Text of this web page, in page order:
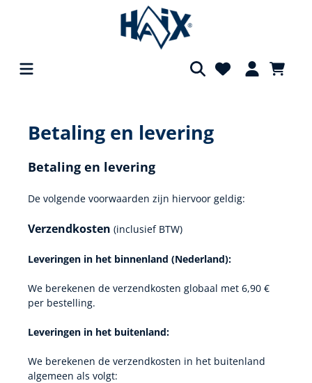
Betaling en levering
Betaling en levering
De volgende voorwaarden zijn hiervoor geldig:
Verzendkosten (inclusief BTW)
Leveringen in het binnenland (Nederland):
We berekenen de verzendkosten globaal met 6,90 €
per bestelling.
Leveringen in het buitenland:
We berekenen de verzendkosten in het buitenland
algemeen als volgt: